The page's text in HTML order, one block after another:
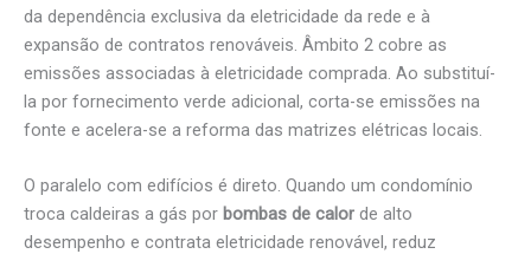
da dependência exclusiva da eletricidade da rede e à
expansão de contratos renováveis. Âmbito 2 cobre as
emissões associadas à eletricidade comprada. Ao substituí-
la por fornecimento verde adicional, corta-se emissões na
fonte e acelera-se a reforma das matrizes elétricas locais.
O paralelo com edifícios é direto. Quando um condomínio
troca caldeiras a gás por bombas de calor de alto
desempenho e contrata eletricidade renovável, reduz